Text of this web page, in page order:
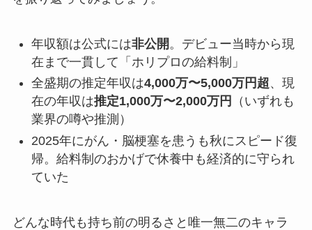
年収額は公式には非公開 。デビュー当時から現
在まで一貫して「ホリプロの給料制」
全盛期の推定年収は4,000万〜5,000万円超、現
在の年収は推定1,000万〜2,000万円
（いずれも
業界の噂や推測）
2025年にがん・脳梗塞を患うも秋にスピード復
帰。給料制のおかげで休養中も経済的に守られ
ていた
どんな時代も持ち前の明るさと唯一無二のキャラ